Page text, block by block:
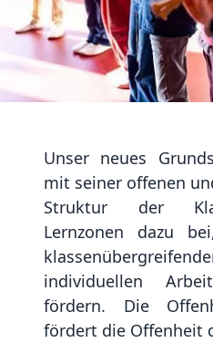
Unser neues
mit seiner offenen
Struktur der
Lernzonen dazu
individuellen
fördern. Die
fördert die Offenheit